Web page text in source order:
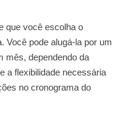
que você escolha o
Você pode alugá-la por um
mês, dependendo da
a flexibilidade necessária
no cronograma do